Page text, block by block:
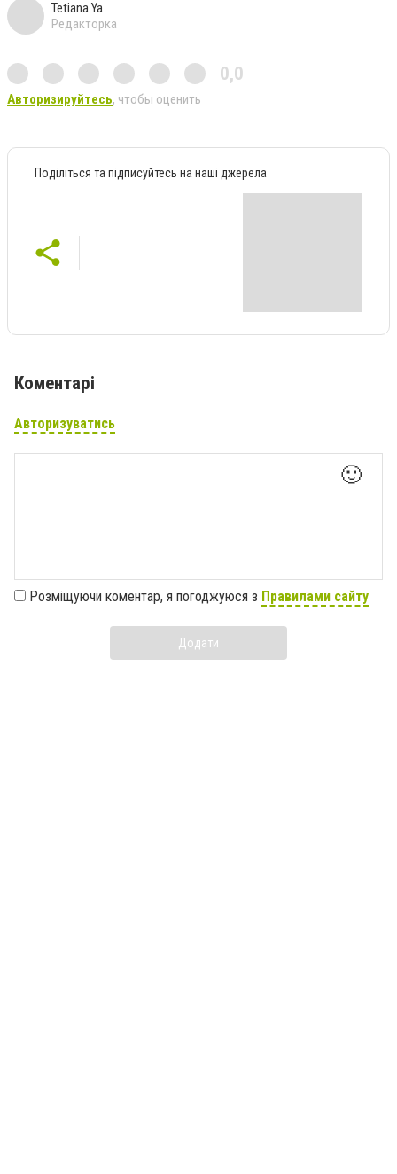
Tetiana Ya
Редакторка
0,0
Авторизируйтесь, чтобы оценить
Поділіться та підписуйтесь на наші джерела
Коментарі
Авторизуватись
🙂
Розміщуючи коментар, я погоджуюся з Правилами сайту
Додати